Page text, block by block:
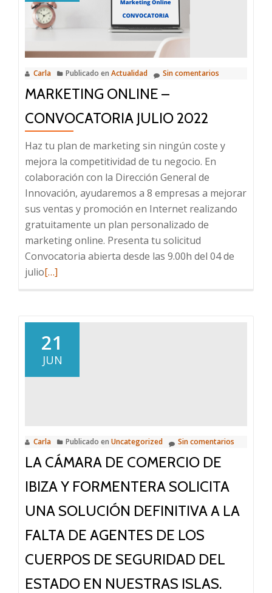
Carla Publicado en Actualidad Sin comentarios
MARKETING ONLINE –
CONVOCATORIA JULIO 2022
Haz tu plan de marketing sin ningún coste y
mejora la competitividad de tu negocio. En
colaboración con la Dirección General de
Innovación, ayudaremos a 8 empresas a mejorar
sus ventas y promoción en Internet realizando
gratuitamente un plan personalizado de
marketing online. Presenta tu solicitud
Convocatoria abierta desde las 9.00h del 04 de
julioLeer
ONLINE
–
Convocatoria
[…]
21
JUN
Carla Publicado en Uncategorized Sin comentarios
LA CÁMARA DE COMERCIO DE
IBIZA Y FORMENTERA SOLICITA
UNA SOLUCIÓN DEFINITIVA A LA
FALTA DE AGENTES DE LOS
CUERPOS DE SEGURIDAD DEL
ESTADO EN NUESTRAS ISLAS.